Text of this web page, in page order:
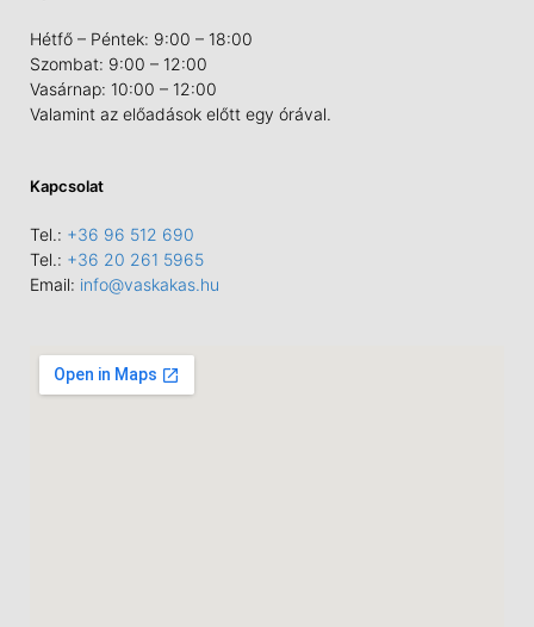
Hétfő – Péntek: 9:00 – 18:00
Szombat: 9:00 – 12:00
Vasárnap: 10:00 – 12:00
Valamint az előadások előtt egy órával.
Kapcsolat
Tel.: +36 96 512 690
Tel.: +36 20 261 5965
Email: info@vaskakas.hu